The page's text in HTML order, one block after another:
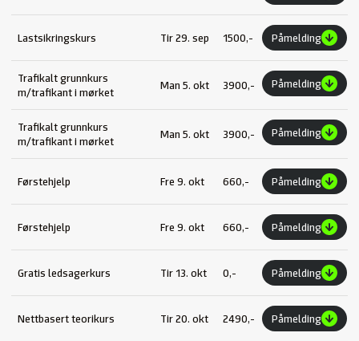
Lastsikringskurs Tir 29. sep 1500,- Påmelding
Trafikalt grunnkurs
m/trafikant i mørket
Man 5. okt 3900,- Påmelding
Trafikalt grunnkurs
m/trafikant i mørket
Man 5. okt 3900,- Påmelding
Førstehjelp Fre 9. okt 660,- Påmelding
Førstehjelp Fre 9. okt 660,- Påmelding
Gratis ledsagerkurs Tir 13. okt 0,- Påmelding
Nettbasert teorikurs Tir 20. okt 2490,- Påmelding